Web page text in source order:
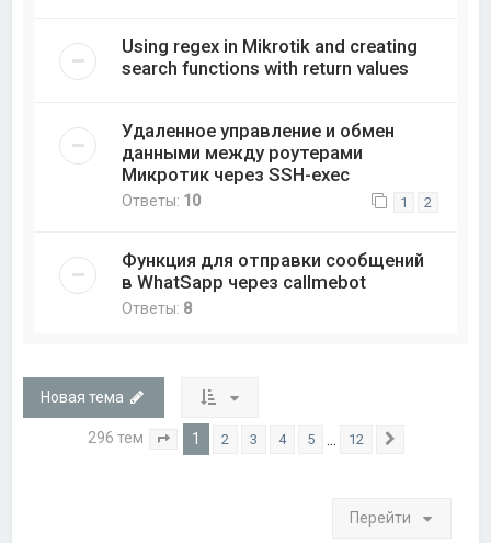
Using regex in Mikrotik and creating
search functions with return values
Удаленное управление и обмен
данными между роутерами
Микротик через SSH-exec
Ответы: 10 1 2
Функция для отправки сообщений
в WhatSapp через callmebot
Ответы: 8
Новая тема
296 тем Страница из 12
1 2 3 4 5 12
Перейти